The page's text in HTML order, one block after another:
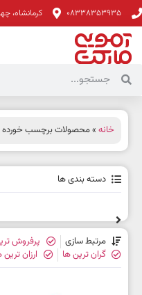
08338353935 کرمانشاه،
خانه» محصولات برچسب خورده
دسته بندی ها
مرتبط سازی پرفروش
گران ترین ها
ارزان ترین